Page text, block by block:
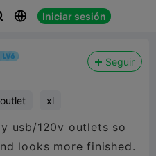
 Iniciar sesión
Seguir
xl
usb/120v outlets so
looks more finished.